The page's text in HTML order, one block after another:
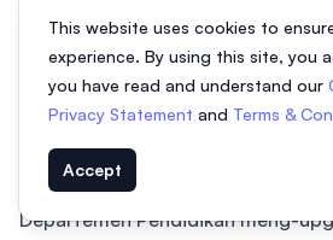
Universitas Internasional INTI (IU),
internasional Laureate adalah
terletak di Putra Nilai, Negeri
berjarakj 45 menit dari Kuala
Internasional INTI dikenal sebagai
College sampai dengan 31 Mei
Departemen Pendidikan meng-
This website uses cookies to
experience. By using this site, you
you have read and understand our
Privacy Statement and Terms &
Accept